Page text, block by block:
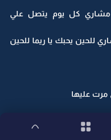
كل يوم يتصل علي
للحين يحبك يا ريما للحين
مرت عليها
للحمام ودخلت وسكرت